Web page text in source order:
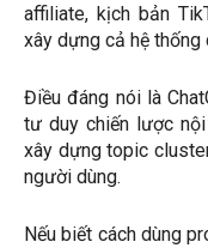
affiliate, kịch bản
xây dựng cả hệ thống
Điều đáng nói là
tư duy chiến lược
xây dựng topic
người dùng.
Nếu biết cách dùng